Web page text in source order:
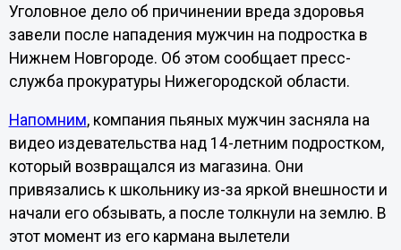
Уголовное дело об причинении вреда здоровья
завели после нападения мужчин на подростка в
Нижнем Новгороде. Об этом сообщает пресс-
служба прокуратуры Нижегородской области.
Напомним, компания пьяных мужчин засняла на
видео издевательства над 14-летним подростком,
который возвращался из магазина. Они
привязались к школьнику из-за яркой внешности и
начали его обзывать, а после толкнули на землю. В
этот момент из его кармана вылетели